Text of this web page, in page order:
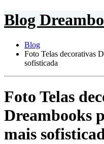
Blog
Blog
Foto Telas decorativas
sofisticada
Foto Telas
Dreambooks
mais